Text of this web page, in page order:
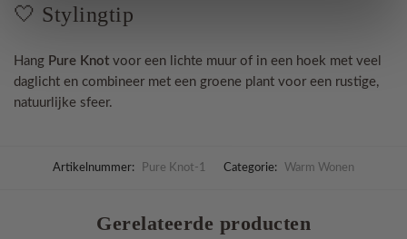
🤍 Stylingtip
Hang Pure Knot voor een lichte muur of in een hoek met veel
daglicht en combineer met een groene plant voor een rustige,
natuurlijke sfeer.
Artikelnummer: Pure Knot-1 Categorie: Warm Wonen
Gerelateerde producten